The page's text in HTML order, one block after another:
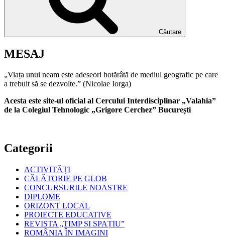
Căutare
MESAJ
„Viața unui neam este adeseori hotărâtă de mediul geografic pe care
a trebuit să se dezvolte.” (Nicolae Iorga)
Acesta este site-ul oficial al Cercului Interdisciplinar „Valahia”
de la Colegiul Tehnologic „Grigore Cerchez” București
Categorii
ACTIVITĂȚI
CĂLĂTORIE PE GLOB
CONCURSURILE NOASTRE
DIPLOME
ORIZONT LOCAL
PROIECTE EDUCATIVE
REVISTA „TIMP ȘI SPAȚIU”
ROMÂNIA ÎN IMAGINI